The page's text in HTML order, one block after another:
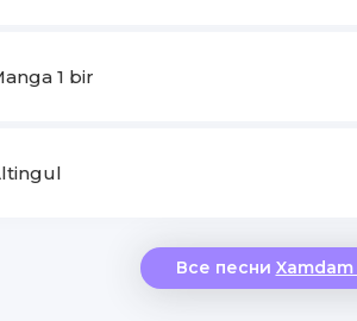
1 bir
Все песни